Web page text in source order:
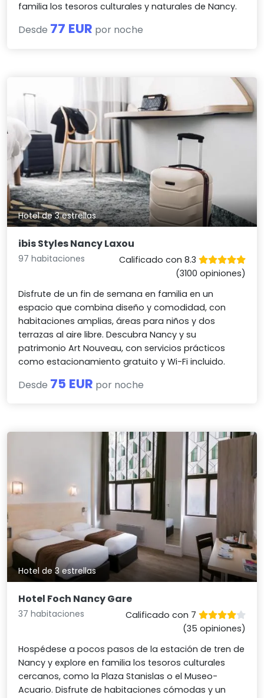
familia los tesoros culturales y naturales de Nancy.
Desde 77 EUR por noche
Hotel de 3 estrellas
ibis Styles Nancy Laxou
97 habitaciones
Calificado con 8.3
(3100 opiniones)
Disfrute de un fin de semana en familia en un
espacio que combina diseño y comodidad, con
habitaciones amplias, áreas para niños y dos
terrazas al aire libre. Descubra Nancy y su
patrimonio Art Nouveau, con servicios prácticos
como estacionamiento gratuito y Wi-Fi incluido.
Desde 75 EUR por noche
Hotel de 3 estrellas
Hotel Foch Nancy Gare
37 habitaciones
Calificado con 7
(35 opiniones)
Hospédese a pocos pasos de la estación de tren de
Nancy y explore en familia los tesoros culturales
cercanos, como la Plaza Stanislas o el Museo-
Acuario. Disfrute de habitaciones cómodas y un